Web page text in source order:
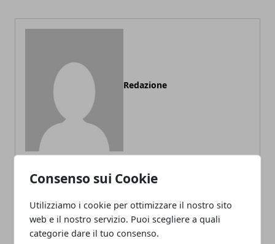
Consenso sui Cookie
Utilizziamo i cookie per ottimizzare il nostro sito
web e il nostro servizio. Puoi scegliere a quali
categorie dare il tuo consenso.
Redazione
ARTICOLI CORRELATI